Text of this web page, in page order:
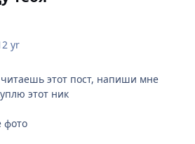
yr
этот пост, напиши мне
этот ник